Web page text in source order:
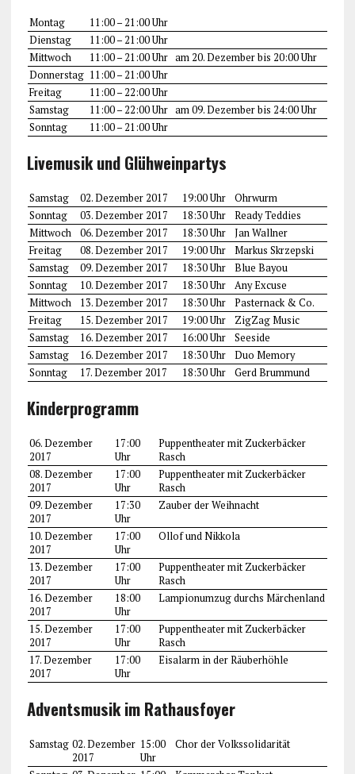
Montag
11:00 – 21:00 Uhr
Dienstag
11:00 – 21:00 Uhr
Mittwoch
11:00 – 21:00 Uhr am 20. Dezember bis 20:00 Uhr
Donnerstag 11:00 – 21:00 Uhr
Freitag
11:00 – 22:00 Uhr
Samstag
11:00 – 22:00 Uhr am 09. Dezember bis 24:00 Uhr
Sonntag
11:00 – 21:00 Uhr
Livemusik und Glühweinpartys
Samstag 02. Dezember 2017 19:00 Uhr
Ohrwurm
Sonntag
03. Dezember 2017 18:30 Uhr
Ready Teddies
Mittwoch
06. Dezember 2017 18:30 Uhr
Jan Wallner
Freitag
08. Dezember 2017 19:00 Uhr
Markus Skrzepski
Samstag
09. Dezember 2017 18:30 Uhr
Blue Bayou
Sonntag
10. Dezember 2017 18:30 Uhr
Any Excuse
Mittwoch
13. Dezember 2017 18:30 Uhr
Pasternack & Co.
Freitag
15. Dezember 2017 19:00 Uhr
ZigZag Music
Samstag
16. Dezember 2017 16:00 Uhr
Seeside
Samstag
16. Dezember 2017 18:30 Uhr
Duo Memory
Sonntag
17. Dezember 2017 18:30 Uhr Gerd Brummund
Kinderprogramm
06. Dezember
2017
17:00
Uhr
Puppentheater mit Zuckerbäcker
Rasch
08. Dezember
2017
17:00
Uhr
Puppentheater mit Zuckerbäcker
Rasch
09. Dezember
2017
17:30
Uhr
Zauber der Weihnacht
10. Dezember
2017
17:00
Uhr
Ollof und Nikkola
13. Dezember
2017
17:00
Uhr
Puppentheater mit Zuckerbäcker
Rasch
16. Dezember
2017
18:00
Uhr
Lampionumzug durchs Märchenland
15. Dezember
2017
17:00
Uhr
Puppentheater mit Zuckerbäcker
Rasch
17. Dezember
2017
17:00
Uhr
Eisalarm in der Räuberhöhle
Adventsmusik im Rathausfoyer
Samstag 02. Dezember
2017
15:00
Uhr
Chor der Volkssolidarität